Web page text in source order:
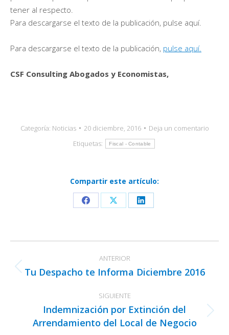
tener al respecto.
Para descargarse el texto de la publicación, pulse aquí.
Para descargarse el texto de la publicación, pulse aquí.
CSF Consulting Abogados y Economistas,
Categoría: Noticias 20 diciembre, 2016
Deja un comentario
Etiquetas:
Fiscal - Contable
Compartir este artículo:
Share
Facebook
Share
X
Share
LinkedIn
entre
publicaciones
ANTERIOR
Publicación
Tu Despacho te Informa Diciembre 2016
SIGUIENTE
Publicación
siguiente:
Indemnización por Extinción del
Arrendamiento del Local de Negocio